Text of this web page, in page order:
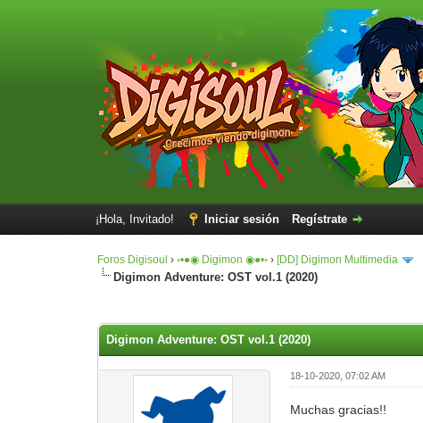
¡Hola, Invitado! Iniciar sesión Regístrate
Foros Digisoul ›◦•●◉ Digimon ◉●•◦ › [DD] Digimon Multimedia
Digimon Adventure: OST vol.1 (2020)
Digimon Adventure: OST vol.1 (2020)
18-10-2020, 07:02 AM
Muchas gracias!!